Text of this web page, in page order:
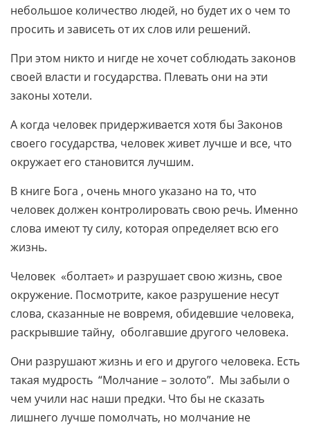
небольшое количество людей, но будет их о чем то
просить и зависеть от их слов или решений.
При этом никто и нигде не хочет соблюдать законов
своей власти и государства. Плевать они на эти
законы хотели.
А когда человек придерживается хотя бы Законов
своего государства, человек живет лучше и все, что
окружает его становится лучшим.
В книге Бога , очень много указано на то, что
человек должен контролировать свою речь. Именно
слова имеют ту силу, которая определяет всю его
жизнь.
Человек «болтает» и разрушает свою жизнь, свое
окружение. Посмотрите, какое разрушение несут
слова, сказанные не вовремя, обидевшие человека,
раскрывшие тайну, оболгавшие другого человека.
Они разрушают жизнь и его и другого человека. Есть
такая мудрость “Молчание – золото”. Мы забыли о
чем учили нас наши предки. Что бы не сказать
лишнего лучше помолчать, но молчание не